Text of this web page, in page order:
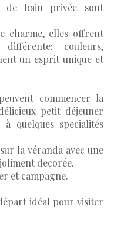
de bain privée sont
charme, elles offrent
couleurs,
un esprit unique et
commencer la
petit-déjeuner
quelques specialités
la véranda avec une
decorée.
et campagne.
idéal pour visiter